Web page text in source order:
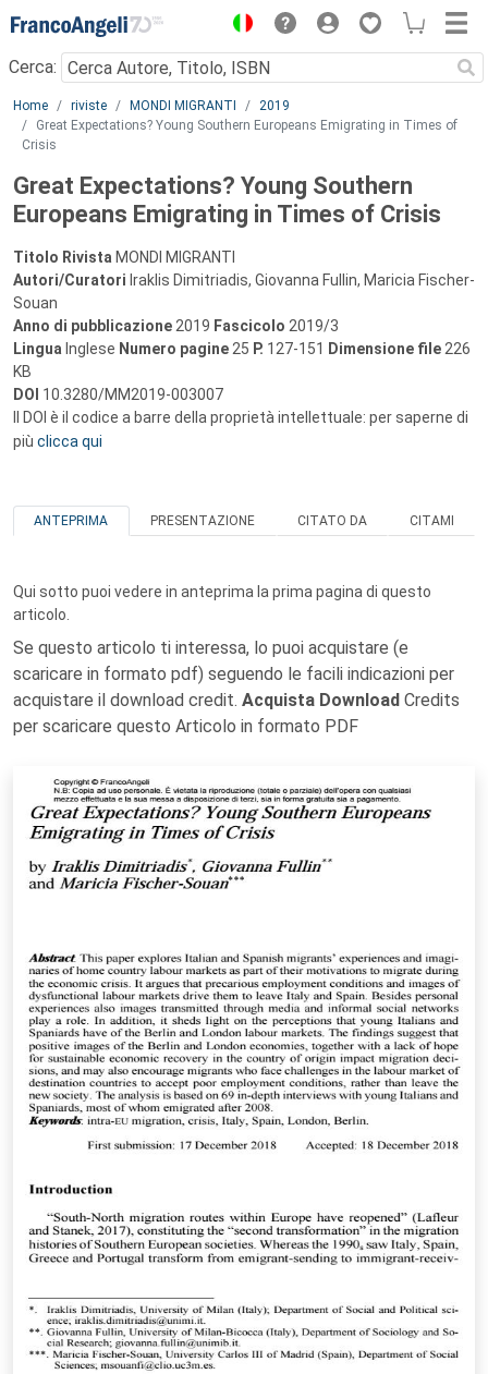
Menu
Cerca:
Main content
Home riviste MONDI MIGRANTI
2019
Great Expectations? Young Southern Europeans Emigrating in Times of
Crisis
Great Expectations? Young Southern
Europeans Emigrating in Times of Crisis
Titolo Rivista MONDI MIGRANTI
Autori/Curatori Iraklis Dimitriadis, Giovanna Fullin, Maricia Fischer-
Souan
Anno di pubblicazione 2019 Fascicolo 2019/3
Lingua Inglese Numero pagine 25 P. 127-151 Dimensione file 226
KB
DOI 10.3280/MM2019-003007
Il DOI è il codice a barre della proprietà intellettuale: per saperne di
più clicca qui
ANTEPRIMA PRESENTAZIONE CITATO DA CITAMI
Qui sotto puoi vedere in anteprima la prima pagina di questo
articolo.
Se questo articolo ti interessa, lo puoi acquistare (e
scaricare in formato pdf) seguendo le facili indicazioni per
acquistare il download credit. Acquista Download Credits
per scaricare questo Articolo in formato PDF